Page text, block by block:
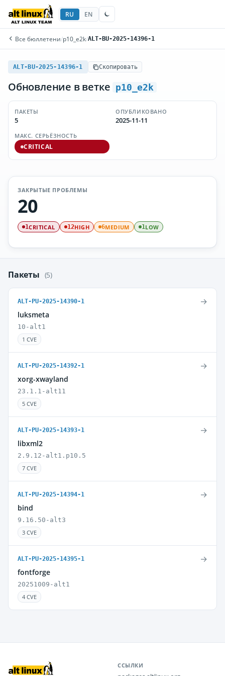
RU EN
Все бюллетени/p10_e2k/ALT-BU-2025-14396-1
ALT-BU-2025-14396-1 Скопировать
Обновление в ветке p10_e2k
ПАКЕТЫ
5
ОПУБЛИКОВАНО
2025-11-11
МАКС. СЕРЬЁЗНОСТЬ
CRITICAL
ЗАКРЫТЫЕ ПРОБЛЕМЫ
20
1CRITICAL 12HIGH 6MEDIUM 1LOW
Пакеты (5)
ALT-PU-2025-14390-1
luksmeta
10-alt1
1 CVE
→
ALT-PU-2025-14392-1
xorg-xwayland
23.1.1-alt11
5 CVE
→
ALT-PU-2025-14393-1
libxml2
2.9.12-alt1.p10.5
7 CVE
→
ALT-PU-2025-14394-1
bind
9.16.50-alt3
3 CVE
→
ALT-PU-2025-14395-1
fontforge
20251009-alt1
4 CVE
→
ССЫЛКИ